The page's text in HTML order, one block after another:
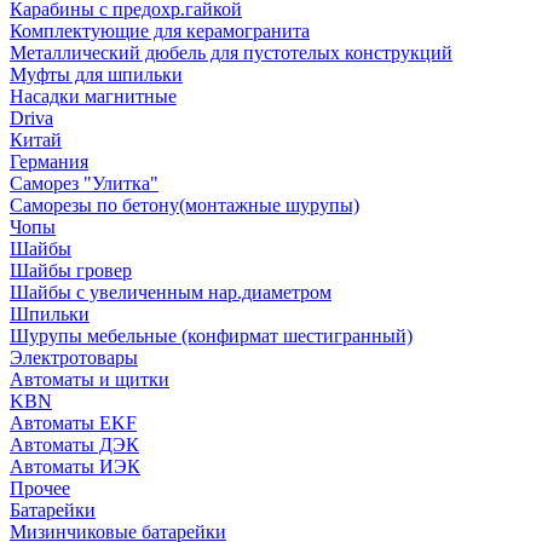
Карабины с предохр.гайкой
Комплектующие для керамогранита
Металлический дюбель для пустотелых конструкций
Муфты для шпильки
Насадки магнитные
Driva
Китай
Германия
Саморез "Улитка"
Саморезы по бетону(монтажные шурупы)
Чопы
Шайбы
Шайбы гровер
Шайбы с увеличенным нар.диаметром
Шпильки
Шурупы мебельные (конфирмат шестигранный)
Электротовары
Автоматы и щитки
KBN
Автоматы EKF
Автоматы ДЭК
Автоматы ИЭК
Прочее
Батарейки
Мизинчиковые батарейки